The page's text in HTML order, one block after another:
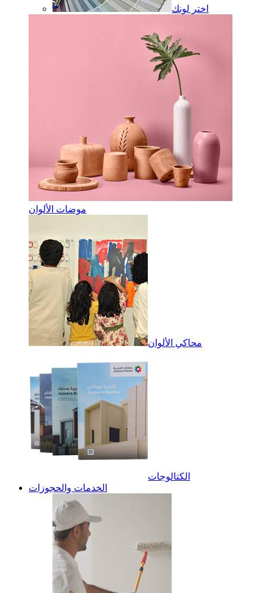
اختر لونك
موضات الألوان
محاكي الألوان
الكتالوجات
الخدمات والحجوزات